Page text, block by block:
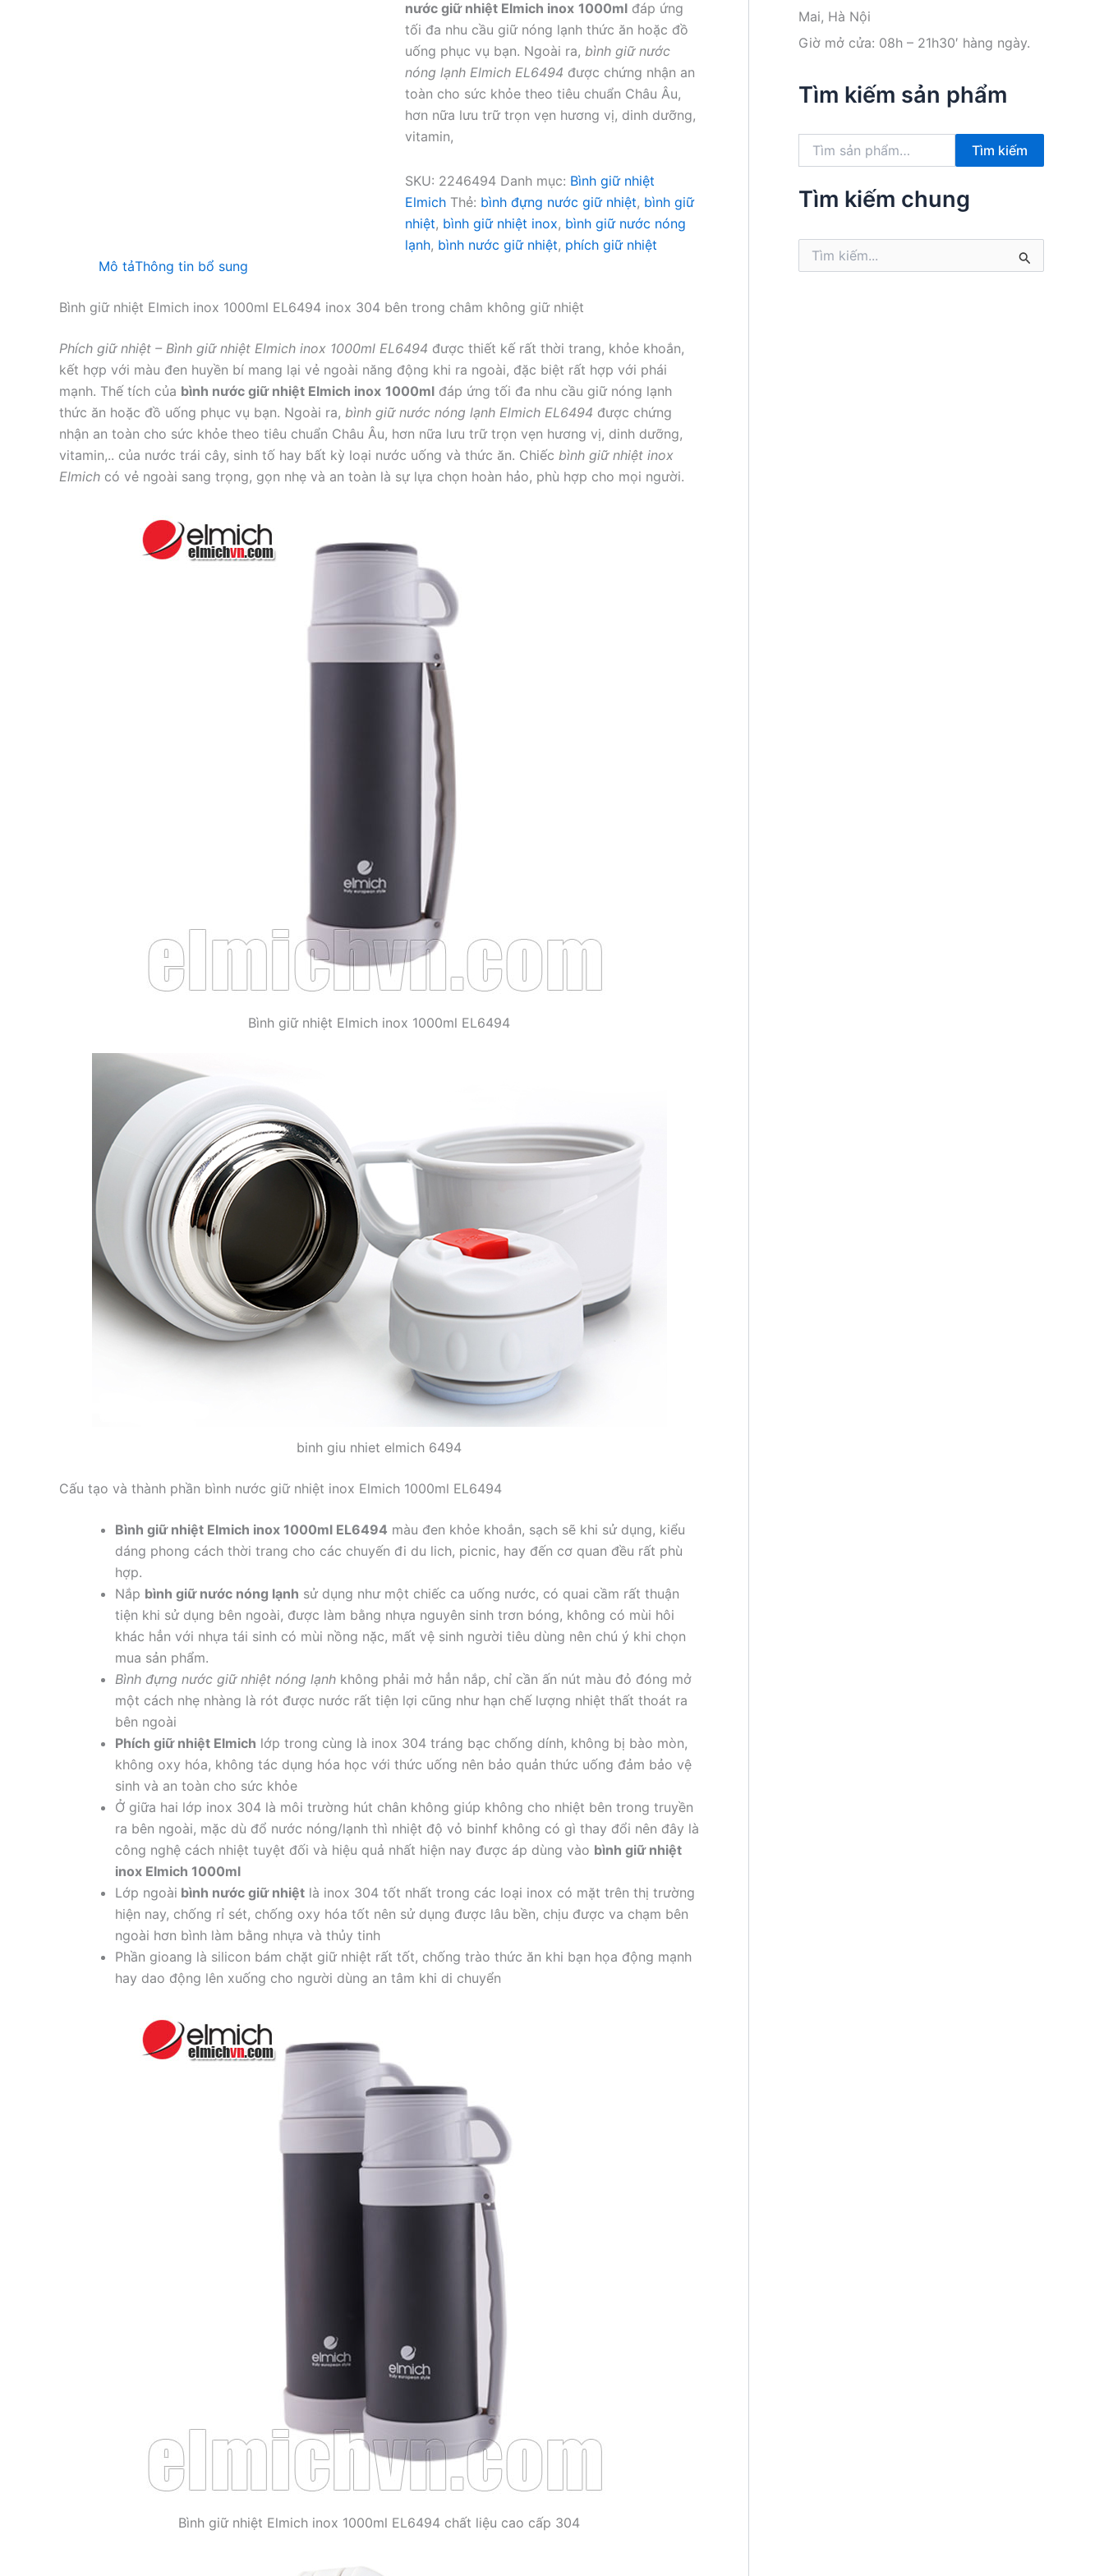
nước giữ nhiệt Elmich inox 1000mlđáp ứng
tối đa nhu cầu giữ nóng lạnh thức ăn hoặc đồ
uống phục vụ bạn. Ngoài ra, bình giữ nước
nóng lạnh Elmich EL6494 được chứng nhận an
toàn cho sức khỏe theo tiêu chuẩn Châu Âu,
hơn nữa lưu trữ trọn vẹn hương vị, dinh dưỡng,
vitamin,
SKU: 2246494 Danh mục: Bình giữ nhiệt
Elmich Thẻ: bình đựng nước giữ nhiệt, bình giữ
nhiệt, bình giữ nhiệt inox, bình giữ nước nóng
lạnh, bình nước giữ nhiệt, phích giữ nhiệt
Mô tảThông tin bổ sung
Bình giữ nhiệt Elmich inox 1000ml EL6494 inox 304 bên trong châm không giữ nhiệt
Phích giữ nhiệt – Bình giữ nhiệt Elmich inox 1000ml EL6494 được thiết kế rất thời trang, khỏe khoắn,
kết hợp với màu đen huyền bí mang lại vẻ ngoài năng động khi ra ngoài, đặc biệt rất hợp với phái
mạnh. Thế tích của bình nước giữ nhiệt Elmich inox 1000ml đáp ứng tối đa nhu cầu giữ nóng lạnh
thức ăn hoặc đồ uống phục vụ bạn. Ngoài ra, bình giữ nước nóng lạnh Elmich EL6494 được chứng
nhận an toàn cho sức khỏe theo tiêu chuẩn Châu Âu, hơn nữa lưu trữ trọn vẹn hương vị, dinh dưỡng,
vitamin,.. của nước trái cây, sinh tố hay bất kỳ loại nước uống và thức ăn. Chiếc bình giữ nhiệt inox
Elmich có vẻ ngoài sang trọng, gọn nhẹ và an toàn là sự lựa chọn hoàn hảo, phù hợp cho mọi người.
Bình giữ nhiệt Elmich inox 1000ml EL6494
binh giu nhiet elmich 6494
Cấu tạo và thành phần bình nước giữ nhiệt inox Elmich 1000ml EL6494
Bình giữ nhiệt Elmich inox 1000ml EL6494 màu đen khỏe khoắn, sạch sẽ khi sử dụng, kiểu
dáng phong cách thời trang cho các chuyến đi du lich, picnic, hay đến cơ quan đều rất phù
hợp.
Nắp bình giữ nước nóng lạnh sử dụng như một chiếc ca uống nước, có quai cầm rất thuận
tiện khi sử dụng bên ngoài, được làm bằng nhựa nguyên sinh trơn bóng, không có mùi hôi
khác hẳn với nhựa tái sinh có mùi nồng nặc, mất vệ sinh người tiêu dùng nên chú ý khi chọn
mua sản phẩm.
Bình đựng nước giữ nhiệt nóng lạnh không phải mở hẳn nắp, chỉ cần ấn nút màu đỏ đóng mở
một cách nhẹ nhàng là rót được nước rất tiện lợi cũng như hạn chế lượng nhiệt thất thoát ra
bên ngoài
Phích giữ nhiệt Elmich lớp trong cùng là inox 304 tráng bạc chống dính, không bị bào mòn,
không oxy hóa, không tác dụng hóa học với thức uống nên bảo quản thức uống đảm bảo vệ
sinh và an toàn cho sức khỏe
Ở giữa hai lớp inox 304 là môi trường hút chân không giúp không cho nhiệt bên trong truyền
ra bên ngoài, mặc dù đổ nước nóng/lạnh thì nhiệt độ vỏ binhf không có gì thay đổi nên đây là
công nghệ cách nhiệt tuyệt đối và hiệu quả nhất hiện nay được áp dùng vào bình giữ nhiệt
inox Elmich 1000ml
Lớp ngoài bình nước giữ nhiệt là inox 304 tốt nhất trong các loại inox có mặt trên thị trường
hiện nay, chống rỉ sét, chống oxy hóa tốt nên sử dụng được lâu bền, chịu được va chạm bên
ngoài hơn bình làm bằng nhựa và thủy tinh
Phần gioang là silicon bám chặt giữ nhiệt rất tốt, chống trào thức ăn khi bạn họa động mạnh
hay dao động lên xuống cho người dùng an tâm khi di chuyển
Bình giữ nhiệt Elmich inox 1000ml EL6494 chất liệu cao cấp 304
Mai, Hà Nội
Giờ mở cửa: 08h – 21h30′ hàng ngày.
Tìm kiếm sản phẩm
k
m
Tìm kiếm
Tìm kiếm chung